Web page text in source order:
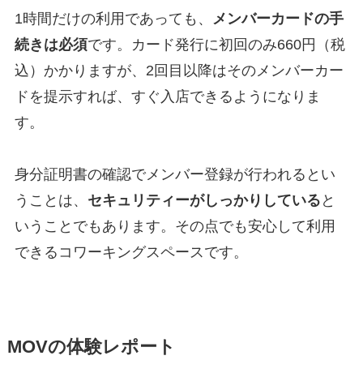
1時間だけの利用であっても、 メンバーカードの手
続きは必須です。カード発行に初回のみ660円（税
込）かかりますが、2回目以降はそのメンバーカー
ドを提示すれば、すぐ入店できるようになりま
す。
身分証明書の確認でメンバー登録が行われるとい
うことは、 セキュリティーがしっかりしている と
いうことでもあります。その点でも安心して利用
できるコワーキングスペースです。
MOVの体験レポート